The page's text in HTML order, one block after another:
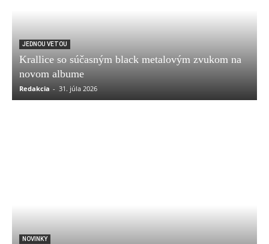
JEDNOU VETOU
Krallice so súčasným black metalovým zvukom na
novom albume
Redakcia - 31. júla 2026
NOVINKY